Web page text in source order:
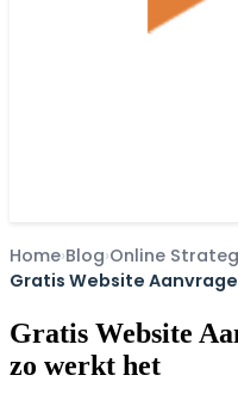
Home Blog Online
Gratis Website
Gratis Website
zo werkt het